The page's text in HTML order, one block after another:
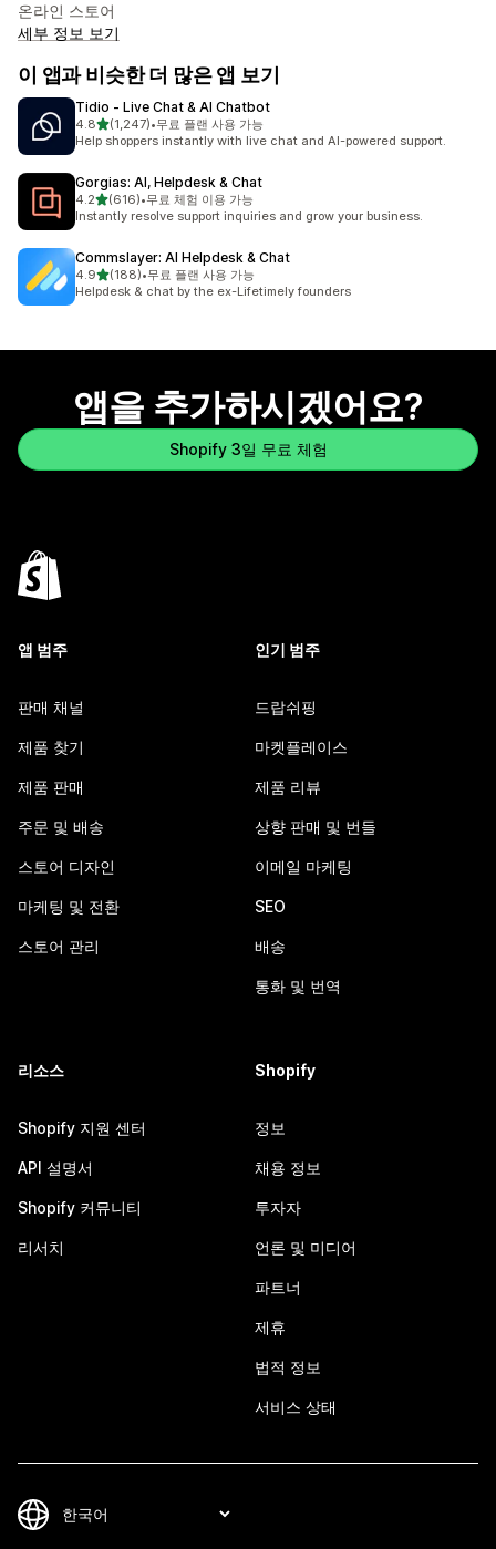
온라인 스토어
세부 정보 보기
이 앱과 비슷한 더 많은 앱 보기
Tidio ‑ Live Chat & AI Chatbot
4.8별 5개 중
(1,247)
총 리뷰 1247개
•무료 플랜 사용 가능
Help shoppers instantly with live chat and AI-powered support.
Gorgias: AI, Helpdesk & Chat
4.2별 5개 중
(616)
총 리뷰 616개
•무료 체험 이용 가능
Instantly resolve support inquiries and grow your business.
Commslayer: AI Helpdesk & Chat
4.9별 5개 중
(188)
총 리뷰 188개
•무료 플랜 사용 가능
Helpdesk & chat by the ex-Lifetimely founders
앱을 추가하시겠어요?
Shopify 3일 무료 체험
앱 범주
판매 채널
제품 찾기
제품 판매
주문 및 배송
스토어 디자인
마케팅 및 전환
스토어 관리
인기 범주
드랍쉬핑
마켓플레이스
제품 리뷰
상향 판매 및 번들
이메일 마케팅
SEO
배송
통화 및 번역
리소스
Shopify 지원 센터
API 설명서
Shopify 커뮤니티
리서치
Shopify
정보
채용 정보
투자자
언론 및 미디어
파트너
제휴
법적 정보
서비스 상태